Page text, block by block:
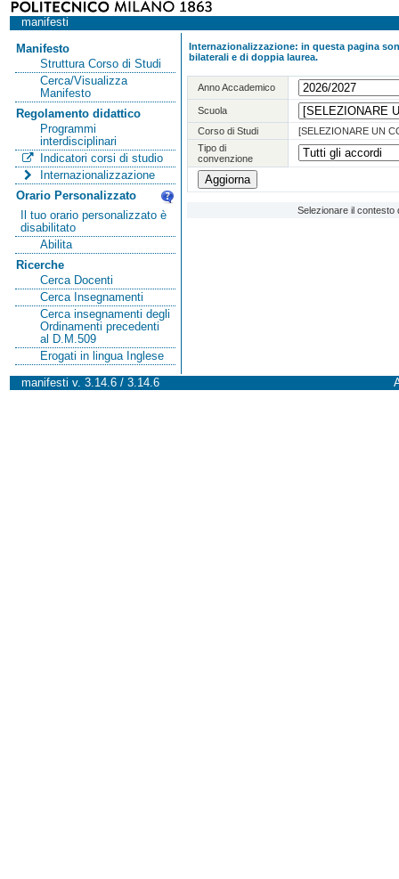
manifesti
Manifesto
Struttura Corso di Studi
Cerca/Visualizza
Manifesto
Regolamento didattico
Programmi
interdisciplinari
Indicatori corsi di studio
Internazionalizzazione
Orario Personalizzato
Il tuo orario personalizzato è
disabilitato
Abilita
Ricerche
Cerca Docenti
Cerca Insegnamenti
Cerca insegnamenti degli
Ordinamenti precedenti
al D.M.509
Erogati in lingua Inglese
Internazionalizzazione: in questa pagina
bilaterali e di doppia laurea.
Anno Accademico
Scuola
Corso di Studi
[SELEZIONARE UN
Tipo di
convenzione
Selezionare il
manifesti v. 3.14.6 / 3.14.6